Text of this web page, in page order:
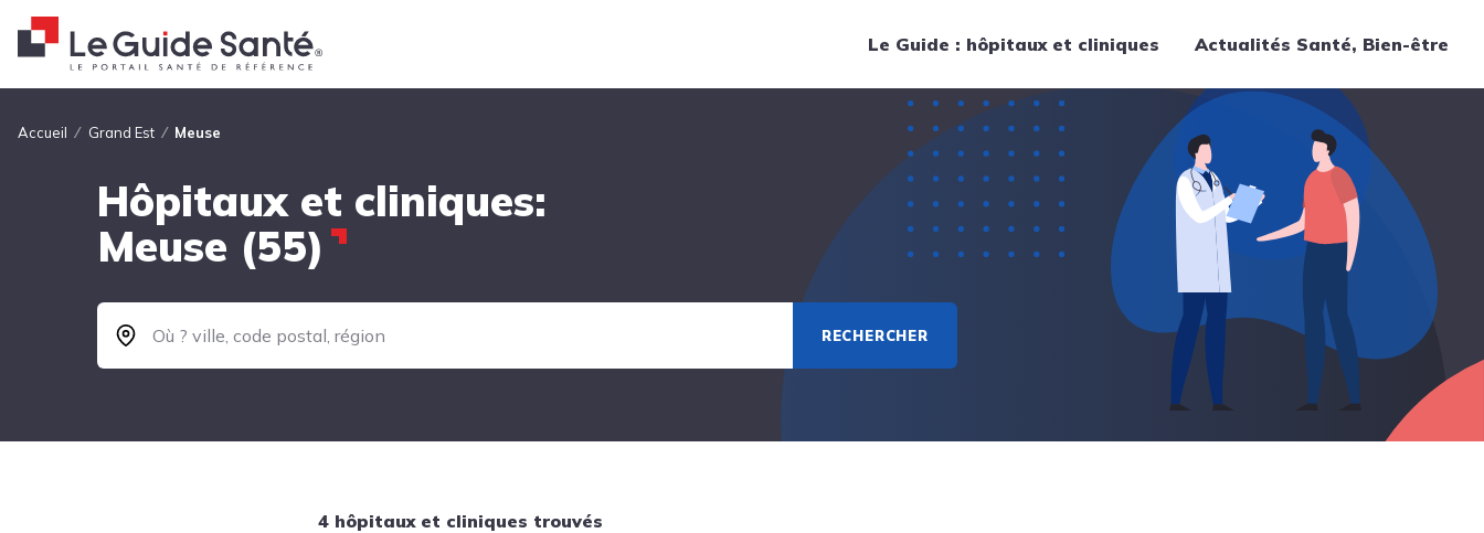
Le Guide : hôpitaux et cliniques Actualités Santé, Bien-être
Thématiques
Cancer
Nutrition
Chirurgie
Forme et bien-être
Gériatrie
Hôpitaux
Médecine
Médicaments
Fil d'Ariane
Accueil Grand Est Meuse
Hôpitaux et cliniques:
Meuse (55)
RECHERCHER
4 hôpitaux et cliniques trouvés